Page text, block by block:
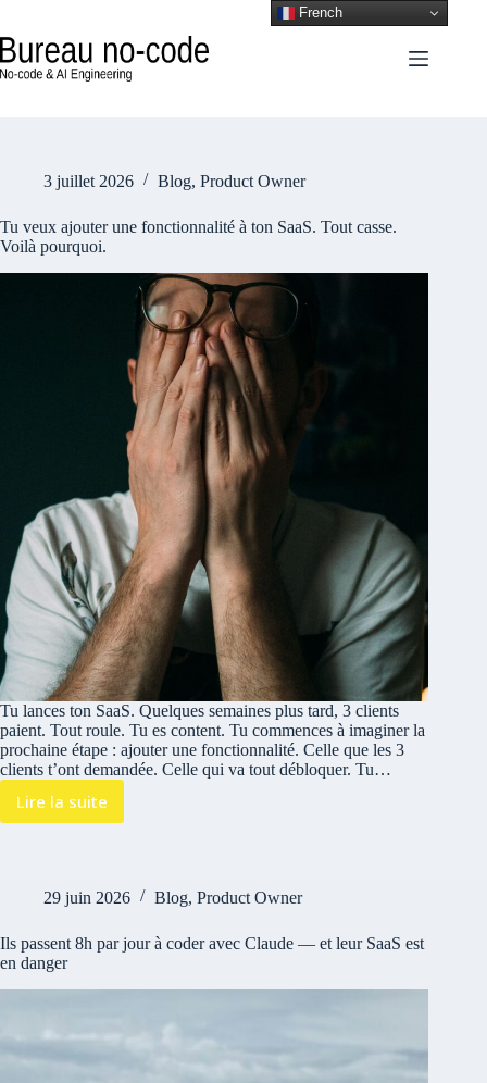
3 juillet 2026 Blog, Product Owner
Tu veux ajouter une fonctionnalité à ton SaaS. Tout casse.
Voilà pourquoi.
Tu lances ton SaaS. Quelques semaines plus tard, 3 clients
paient. Tout roule. Tu es content. Tu commences à imaginer la
prochaine étape : ajouter une fonctionnalité. Celle que les 3
clients t’ont demandée. Celle qui va tout débloquer. Tu…
Lire la suite
29 juin 2026 Blog, Product Owner
Ils passent 8h par jour à coder avec Claude — et leur SaaS est
en danger
French